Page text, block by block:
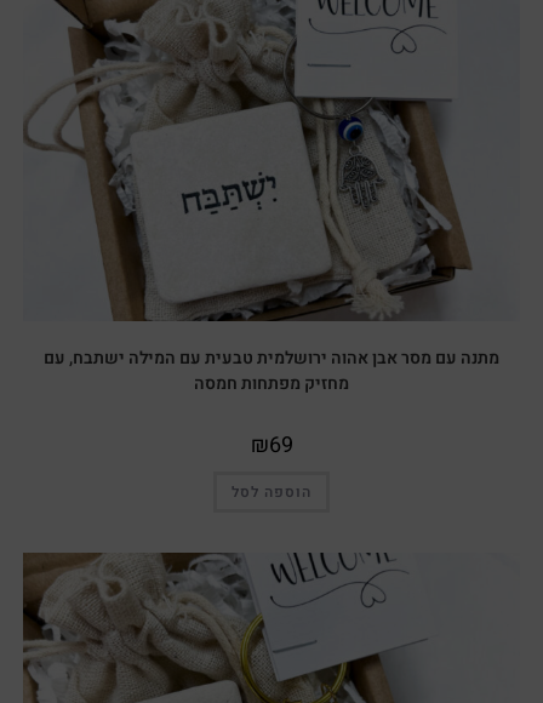
מתנה עם מסר אבן אהוה ירושלמית טבעית עם המילה ישתבח, עם
מחזיק מפתחות חמסה
₪69
הוספה לסל